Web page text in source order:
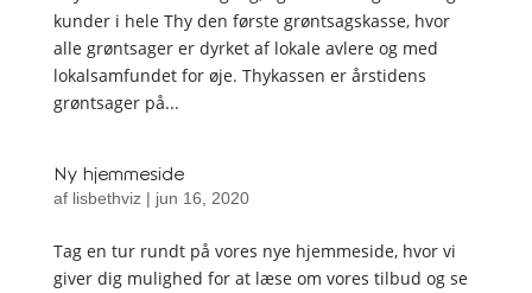
kunder i hele Thy den første grøntsagskasse, hvor
alle grøntsager er dyrket af lokale avlere og med
lokalsamfundet for øje. Thykassen er årstidens
grøntsager på...
Ny hjemmeside
af lisbethviz| jun 16, 2020
Tag en tur rundt på vores nye hjemmeside, hvor vi
giver dig mulighed for at læse om vores tilbud og se